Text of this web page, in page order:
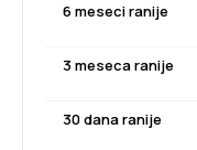
6 meseci ranije
3 meseca ranije
30 dana ranije